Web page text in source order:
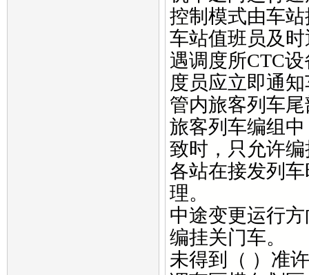
控制模式由车
车站值班员及
遇调度所CTC
度员应立即通
管内旅客列车
旅客列车编组
致时，只允许
各站在接发列
理。
中途变更运行
编挂关门车。
未得到（ ）准